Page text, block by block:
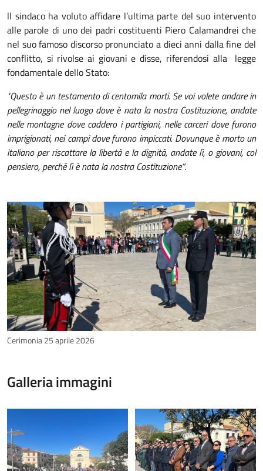
ll sindaco ha voluto affidare l’ultima parte del suo intervento
alle parole di uno dei padri costituenti Piero Calamandrei che
nel suo famoso discorso pronunciato a dieci anni dalla fine del
conflitto, si rivolse ai giovani e disse, riferendosi alla legge
fondamentale dello Stato:
"Questo è un testamento di centomila morti. Se voi volete andare in
pellegrinaggio nel luogo dove è nata la nostra Costituzione, andate
nelle montagne dove caddero i partigiani, nelle carceri dove furono
imprigionati, nei campi dove furono impiccati. Dovunque è morto un
italiano per riscattare la libertà e la dignità, andate lì, o giovani, col
pensiero, perché lì è nata la nostra Costituzione”.
Cerimonia 25 aprile 2026
Galleria immagini